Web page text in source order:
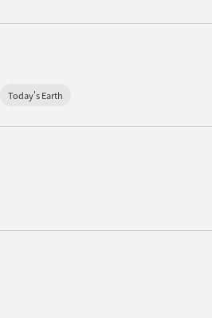
Today's Earth